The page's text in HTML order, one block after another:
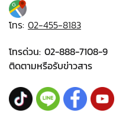
โทร: 02-455-8183
โทรด่วน: 02-888-7108-9
ติดตามหรือรับข่าวสาร